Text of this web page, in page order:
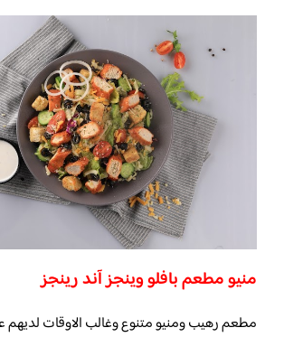
منيو مطعم بافلو وينجز آند رينجز
مطعم رهيب ومنيو متنوع وغالب الاوقات